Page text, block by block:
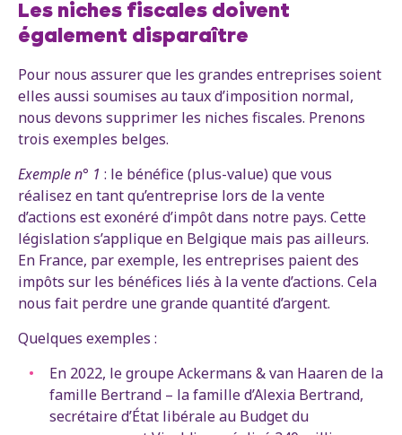
Les niches fiscales doivent
également disparaître
Pour nous assurer que les grandes entreprises soient
elles aussi soumises au taux d’imposition normal,
nous devons supprimer les niches fiscales. Prenons
trois exemples belges.
Exemple n° 1 : le bénéfice (plus-value) que vous
réalisez en tant qu’entreprise lors de la vente
d’actions est exonéré d’impôt dans notre pays. Cette
législation s’applique en Belgique mais pas ailleurs.
En France, par exemple, les entreprises paient des
impôts sur les bénéfices liés à la vente d’actions. Cela
nous fait perdre une grande quantité d’argent.
Quelques exemples :
En 2022, le groupe Ackermans & van Haaren de la
famille Bertrand – la famille d’Alexia Bertrand,
secrétaire d’État libérale au Budget du